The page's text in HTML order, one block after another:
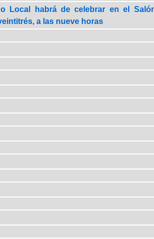
Local habrá de celebrar en el
a las nueve horas